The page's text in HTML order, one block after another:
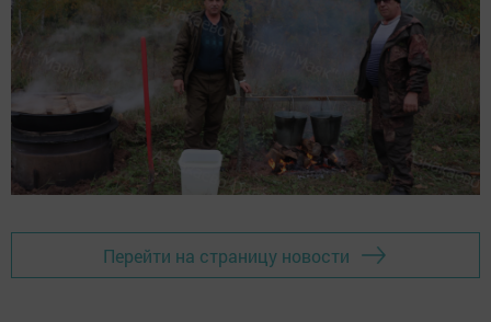
Перейти на страницу новости